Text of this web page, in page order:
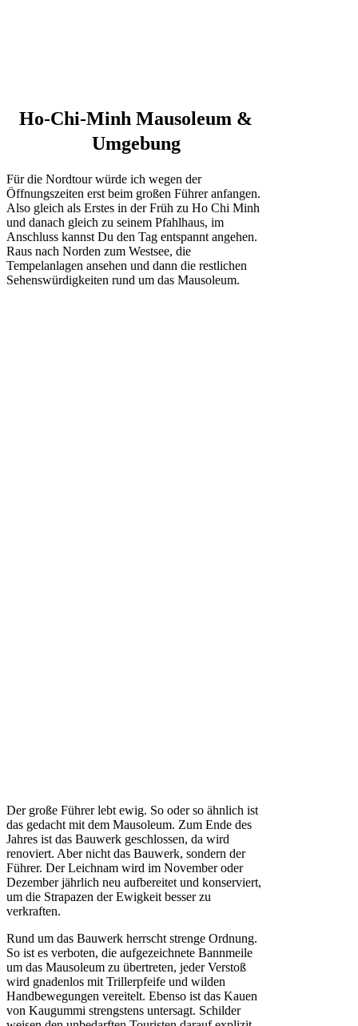
Ho-Chi-Minh Mausoleum &
Umgebung
Für die Nordtour würde ich wegen der
Öffnungszeiten erst beim großen Führer anfangen.
Also gleich als Erstes in der Früh zu Ho Chi Minh
und danach gleich zu seinem Pfahlhaus, im
Anschluss kannst Du den Tag entspannt angehen.
Raus nach Norden zum Westsee, die
Tempelanlagen ansehen und dann die restlichen
Sehenswürdigkeiten rund um das Mausoleum.
Der große Führer lebt ewig. So oder so ähnlich ist
das gedacht mit dem Mausoleum. Zum Ende des
Jahres ist das Bauwerk geschlossen, da wird
renoviert. Aber nicht das Bauwerk, sondern der
Führer. Der Leichnam wird im November oder
Dezember jährlich neu aufbereitet und konserviert,
um die Strapazen der Ewigkeit besser zu
verkraften.
Rund um das Bauwerk herrscht strenge Ordnung.
So ist es verboten, die aufgezeichnete Bannmeile
um das Mausoleum zu übertreten, jeder Verstoß
wird gnadenlos mit Trillerpfeife und wilden
Handbewegungen vereitelt. Ebenso ist das Kauen
von Kaugummi strengstens untersagt. Schilder